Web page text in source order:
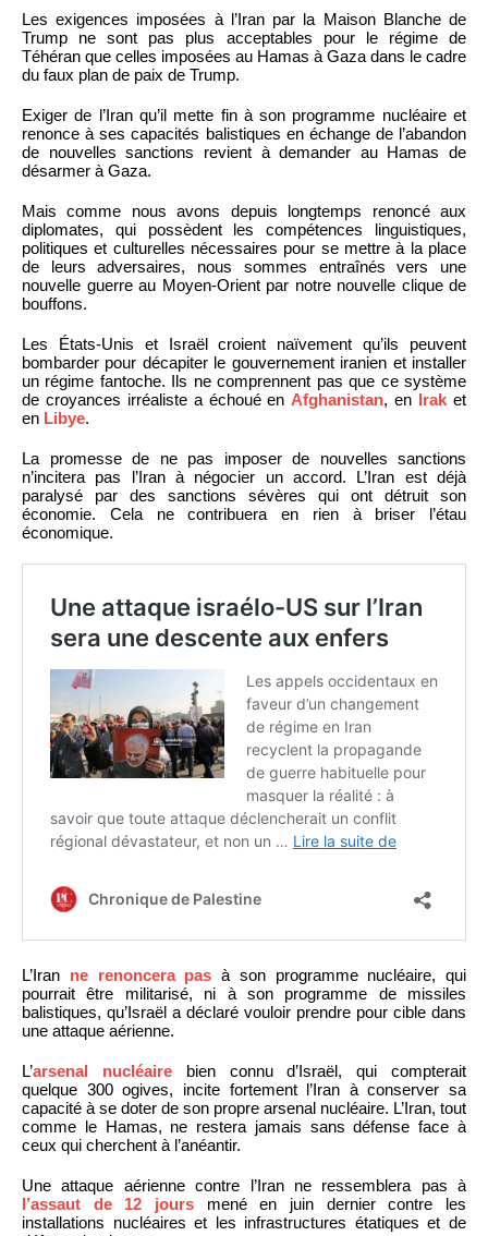
Les exigences imposées à l’Iran par la Maison Blanche de
Trump ne sont pas plus acceptables pour le régime de
Téhéran que celles imposées au Hamas à Gaza dans le cadre
du faux plan de paix de Trump.
Exiger de l’Iran qu’il mette fin à son programme nucléaire et
renonce à ses capacités balistiques en échange de l’abandon
de nouvelles sanctions revient à demander au Hamas de
désarmer à Gaza.
Mais comme nous avons depuis longtemps renoncé aux
diplomates, qui possèdent les compétences linguistiques,
politiques et culturelles nécessaires pour se mettre à la place
de leurs adversaires, nous sommes entraînés vers une
nouvelle guerre au Moyen-Orient par notre nouvelle clique de
bouffons.
Les États-Unis et Israël croient naïvement qu’ils peuvent
bombarder pour décapiter le gouvernement iranien et installer
un régime fantoche. Ils ne comprennent pas que ce système
de croyances irréaliste a échoué en Afghanistan, en Irak et
en Libye.
La promesse de ne pas imposer de nouvelles sanctions
n’incitera pas l’Iran à négocier un accord. L’Iran est déjà
paralysé par des sanctions sévères qui ont détruit son
économie. Cela ne contribuera en rien à briser l’étau
économique.
L’Iran ne renoncera pas à son programme nucléaire, qui
pourrait être militarisé, ni à son programme de missiles
balistiques, qu’Israël a déclaré vouloir prendre pour cible dans
une attaque aérienne.
L’arsenal nucléairebien connu d’Israël, qui compterait
quelque 300 ogives, incite fortement l’Iran à conserver sa
capacité à se doter de son propre arsenal nucléaire. L’Iran, tout
comme le Hamas, ne restera jamais sans défense face à
ceux qui cherchent à l’anéantir.
Une attaque aérienne contre l’Iran ne ressemblera pas à
l’assaut de 12 jours mené en juin dernier contre les
installations nucléaires et les infrastructures étatiques et de